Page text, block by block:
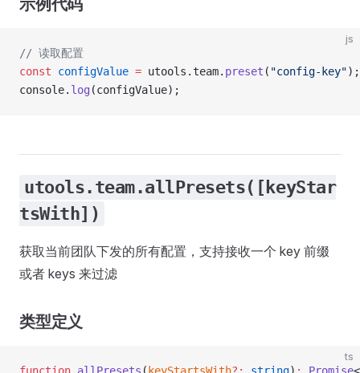
示例代码
js
// 读取配置
const configValue = utools.team. preset ( "config-key");
console. log (configValue);
utools.team.allPresets([keyStar
tsWith])
获取当前团队下发的所有配置，支持接收一个 key 前缀
或者 keys 来过滤
类型定义
ts